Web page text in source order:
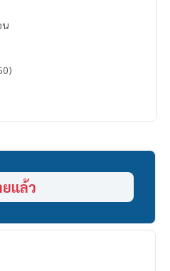
น
คาร
ณ์มากกว่า 6 ปี
พื้นที่
แล้ว